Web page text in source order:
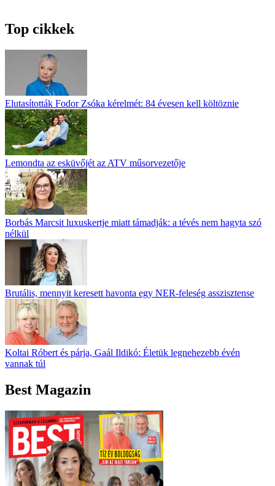
Top cikkek
Elutasították Fodor Zsóka kérelmét: 84 évesen kell költöznie
Lemondta az esküvőjét az ATV műsorvezetője
Borbás Marcsit luxuskertje miatt támadják: a tévés nem hagyta szó
nélkül
Brutális, mennyit keresett havonta egy NER-feleség asszisztense
Koltai Róbert és párja, Gaál Ildikó: Életük legnehezebb évén
vannak túl
Best Magazin